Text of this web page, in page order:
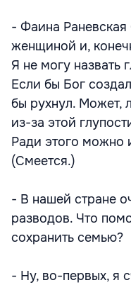
- Фаина
женщиной и,
Я не могу назвать
Если бы Бог
бы рухнул. Может,
из-за этой
Ради этого можно
(Смеется.)
- В нашей стране
разводов. Что
сохранить семью?
- Ну, во-первых, я